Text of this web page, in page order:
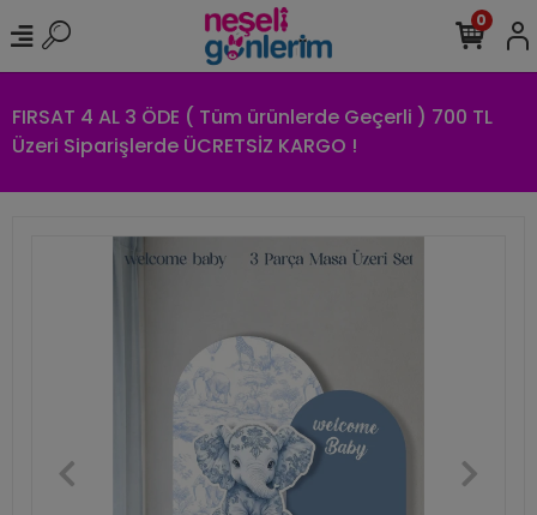
FIRSAT 4 AL 3 ÖDE ( Tüm ürünlerde Geçerli ) 700 TL
Üzeri Siparişlerde ÜCRETSİZ KARGO !
0